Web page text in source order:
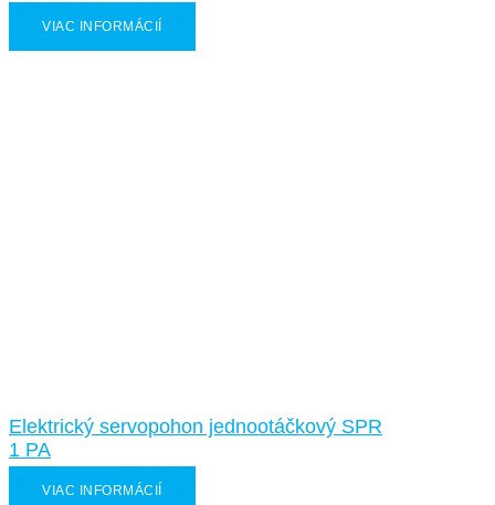
VIAC INFORMÁCIÍ
Elektrický servopohon jednootáčkový SPR
1 PA
VIAC INFORMÁCIÍ